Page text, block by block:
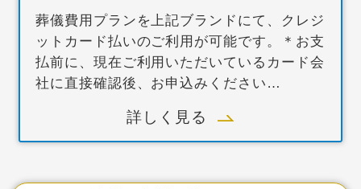
葬儀費用プランを上記ブランドにて、クレジ
ットカード払いのご利用が可能です。＊お支
払前に、現在ご利用いただいているカード会
社に直接確認後、お申込みください…
詳しく見る